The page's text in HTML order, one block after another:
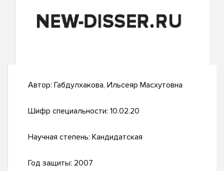
Автор: Габдулхакова, Ильсеяр Масхутовна
Шифр специальности: 10.02.20
Научная степень: Кандидатская
Год защиты: 2007